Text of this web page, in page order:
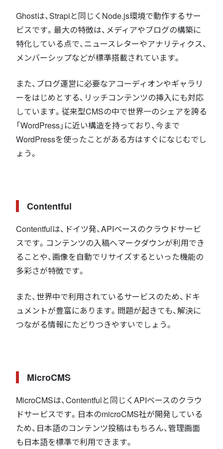
Ghostは、Strapiと同じくNode.js環境で動作するサー
ビスです。最大の特徴は、メディアやブログの構築に
特化している点で、ニュースレターやアナリティクス、
メンバーシップなどが標準搭載されています。
また、ブログ運営に必要なアコーディオンやギャラリ
ーをはじめとする、リッチコンテンツの挿入にも対応
しています。従来型CMSの中で世界一のシェアを誇る
「WordPress」に近い構造を持っており、今まで
WordPressを使ったことがある方はすぐになじむでし
ょう。
Contentful
Contentfulは、ドイツ発、APIベースのクラウドサービ
スです。コンテンツの入稿へマークダウンが利用でき
ることや、画像を自動でリサイズするといった機能の
多彩さが特徴です。
また、世界中で利用されているサービスのため、ドキ
ュメントが豊富にあります。問題が起きても、解決に
つながる情報にたどりつきやすいでしょう。
MicroCMS
MicroCMSは、Contentfulと同じくAPIベースのクラウ
ドサービスです。日本のmicroCMS社が開発している
ため、日本語のコンテンツ投稿はもちろん、管理画面
も日本語を標準で利用できます。